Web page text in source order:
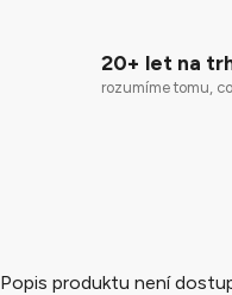
20+ let na
rozumíme tomu,
Popis produktu není